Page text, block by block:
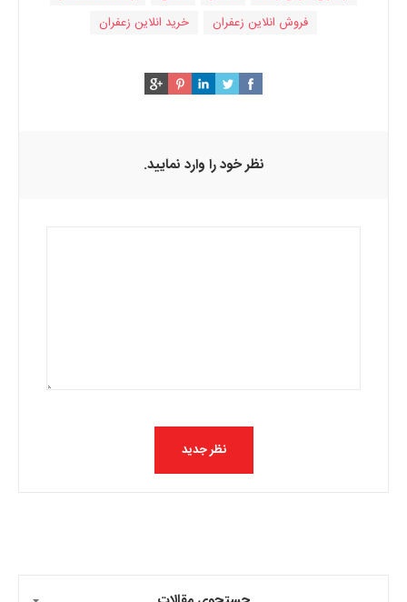
فروش انلاین زعفران
خرید انلاین زعفران
نظر خود را وارد نمایید.